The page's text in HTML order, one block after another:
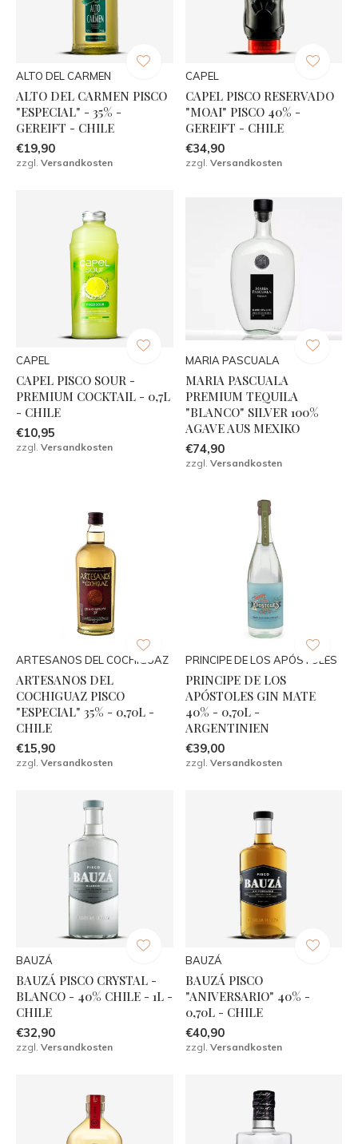
ALTO DEL CARMEN
ALTO DEL CARMEN PISCO
"ESPECIAL" - 35% -
GEREIFT - CHILE
€19,90
zzgl. Versandkosten
CAPEL
CAPEL PISCO RESERVADO
"MOAI" PISCO 40% -
GEREIFT - CHILE
€34,90
zzgl. Versandkosten
CAPEL
CAPEL PISCO SOUR -
PREMIUM COCKTAIL - 0,7L
- CHILE
€10,95
zzgl. Versandkosten
MARIA PASCUALA
MARIA PASCUALA
PREMIUM TEQUILA
"BLANCO" SILVER 100%
AGAVE AUS MEXIKO
€74,90
zzgl. Versandkosten
ARTESANOS DEL COCHIGUAZ
ARTESANOS DEL
COCHIGUAZ PISCO
"ESPECIAL" 35% - 0,70L -
CHILE
€15,90
zzgl. Versandkosten
PRINCIPE DE LOS APÓSTOLES
PRINCIPE DE LOS
APÓSTOLES GIN MATE
40% - 0,70L -
ARGENTINIEN
€39,00
zzgl. Versandkosten
BAUZÁ
BAUZÁ PISCO CRYSTAL -
BLANCO - 40% CHILE - 1L -
CHILE
€32,90
zzgl. Versandkosten
BAUZÁ
BAUZÁ PISCO
"ANIVERSARIO" 40% -
0,70L - CHILE
€40,90
zzgl. Versandkosten